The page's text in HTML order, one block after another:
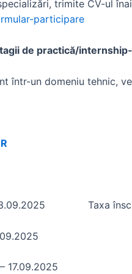
trimite CV-ul
participare
de practică/
într-un domeniu tehnic,
13.09.2025 Taxa
17.09.2025